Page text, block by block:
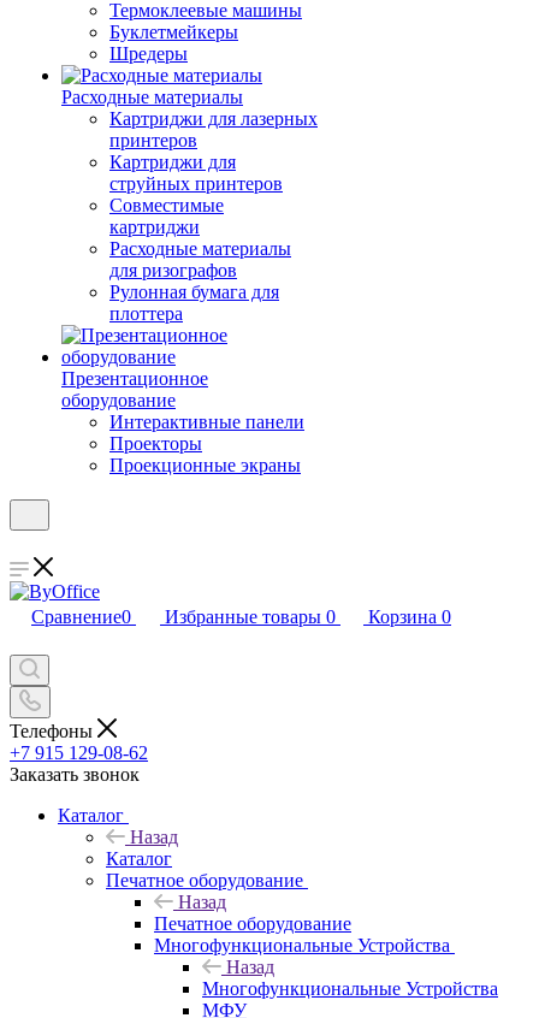
Термоклеевые машины
Буклетмейкеры
Шредеры
Расходные материалы
Картриджи для лазерных
принтеров
Картриджи для
струйных принтеров
Совместимые
картриджи
Расходные материалы
для ризографов
Рулонная бумага для
плоттера
Презентационное
оборудование
Интерактивные панели
Проекторы
Проекционные экраны
Сравнение0 Избранные товары 0 Корзина 0
Телефоны
+7 915 129-08-62
Заказать звонок
Каталог
Назад
Каталог
Печатное оборудование
Назад
Печатное оборудование
Многофункциональные Устройства
Назад
Многофункциональные Устройства
МФУ